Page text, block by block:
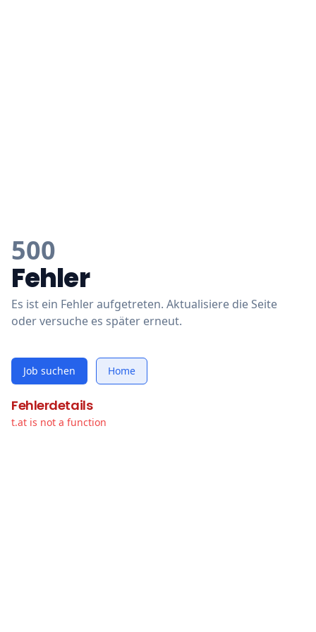
500
Fehler
Es ist ein Fehler aufgetreten. Aktualisiere die Seite
oder versuche es später erneut.
Job suchen Home
Fehlerdetails
t.at is not a function